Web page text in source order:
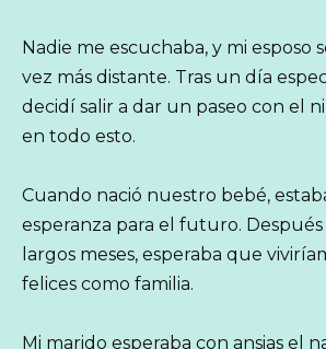
Nadie me escuchaba, y mi esposo
vez más distante. Tras un día
decidí salir a dar un paseo con el
en todo esto.
Cuando nació nuestro bebé,
esperanza para el futuro.
largos meses, esperaba que
felices como familia.
Mi marido esperaba con ansias el